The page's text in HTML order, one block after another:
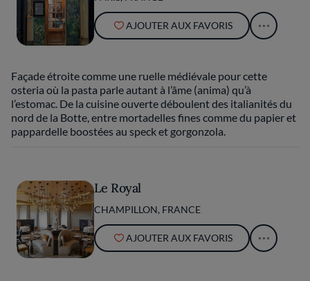
AJOUTER AUX FAVORIS
Façade étroite comme une ruelle médiévale pour cette
osteria où la pasta parle autant à l’âme (anima) qu’à
l’estomac. De la cuisine ouverte déboulent des italianités du
nord de la Botte, entre mortadelles fines comme du papier et
pappardelle boostées au speck et gorgonzola.
Le Royal
CHAMPILLON, FRANCE
AJOUTER AUX FAVORIS